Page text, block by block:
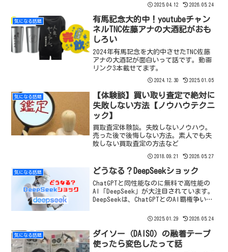
2025.04.12 2026.05.24
気になる話題
有馬記念大的中！youtubeチャン
ネルTNC佐藤アナの大酒記がおも
しろい
2024年有馬記念を大的中させたTNC佐藤
アナの大酒記が面白いって話です。動画
リンク3本載せてます。
2024.12.30 2025.01.05
気になる話題
【体験談】買い取り査定で絶対に
失敗しない方法【ノウハウテクニ
ック】
買取査定体験談。失敗しないノウハウ。
売った後で後悔しない方法。素人でも失
敗しない買取査定の方法など
2018.09.21 2026.05.27
気になる話題 どうなる？DeepSeekショック
ChatGPTと同性能なのに無料で高性能の
AI「DeepSeek」が大注目されています。
DeepSeekは、ChatGPTとのAI覇権争いに
2025.01.29 2026.05.24
気になる話題
ダイソー（DAISO）の融着テープ
使ったら変色したって話